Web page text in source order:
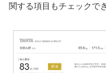
関する項目もチェックで